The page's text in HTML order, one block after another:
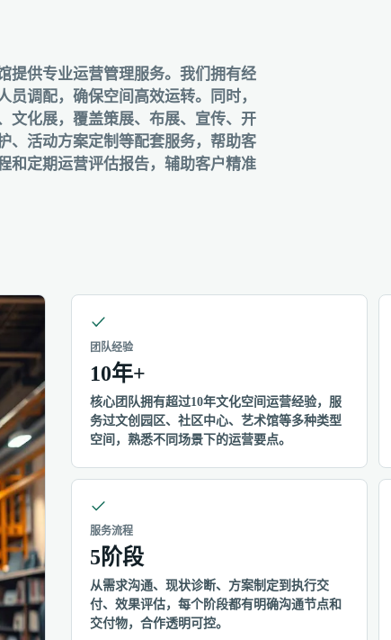
提供专业运营管理服务。我们拥有经
调配，确保空间高效运转。同时，
文化展，覆盖策展、布展、宣传、开
、活动方案定制等配套服务，帮助客
和定期运营评估报告，辅助客户精准
团队经验
10年+
核心团队拥有超过10年文化空间运营经验，服
务过文创园区、社区中心、艺术馆等多种类型
空间，熟悉不同场景下的运营要点。
服务流程
5阶段
从需求沟通、现状诊断、方案制定到执行交
付、效果评估，每个阶段都有明确沟通节点和
交付物，合作透明可控。